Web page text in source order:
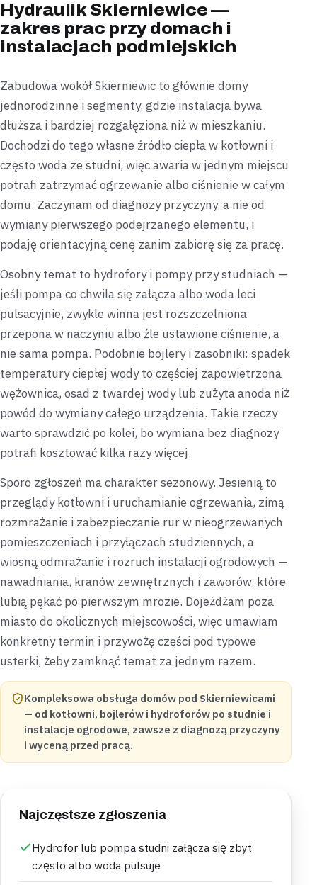
Hydraulik Skierniewice —
zakres prac przy domach i
instalacjach podmiejskich
Zabudowa wokół Skierniewic to głównie domy
jednorodzinne i segmenty, gdzie instalacja bywa
dłuższa i bardziej rozgałęziona niż w mieszkaniu.
Dochodzi do tego własne źródło ciepła w kotłowni i
często woda ze studni, więc awaria w jednym miejscu
potrafi zatrzymać ogrzewanie albo ciśnienie w całym
domu. Zaczynam od diagnozy przyczyny, a nie od
wymiany pierwszego podejrzanego elementu, i
podaję orientacyjną cenę zanim zabiorę się za pracę.
Osobny temat to hydrofory i pompy przy studniach —
jeśli pompa co chwila się załącza albo woda leci
pulsacyjnie, zwykle winna jest rozszczelniona
przepona w naczyniu albo źle ustawione ciśnienie, a
nie sama pompa. Podobnie bojlery i zasobniki: spadek
temperatury ciepłej wody to częściej zapowietrzona
wężownica, osad z twardej wody lub zużyta anoda niż
powód do wymiany całego urządzenia. Takie rzeczy
warto sprawdzić po kolei, bo wymiana bez diagnozy
potrafi kosztować kilka razy więcej.
Sporo zgłoszeń ma charakter sezonowy. Jesienią to
przeglądy kotłowni i uruchamianie ogrzewania, zimą
rozmrażanie i zabezpieczanie rur w nieogrzewanych
pomieszczeniach i przyłączach studziennych, a
wiosną odmrażanie i rozruch instalacji ogrodowych —
nawadniania, kranów zewnętrznych i zaworów, które
lubią pękać po pierwszym mrozie. Dojeżdżam poza
miasto do okolicznych miejscowości, więc umawiam
konkretny termin i przywożę części pod typowe
usterki, żeby zamknąć temat za jednym razem.
Kompleksowa obsługa domów pod Skierniewicami
— od kotłowni, bojlerów i hydroforów po studnie i
instalacje ogrodowe, zawsze z diagnozą przyczyny
i wyceną przed pracą.
Najczęstsze zgłoszenia
Hydrofor lub pompa studni załącza się zbyt
często albo woda pulsuje